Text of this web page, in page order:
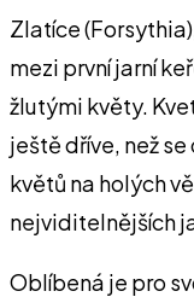
Zlatíce
mezi první jarní
žlutými květy.
ještě dříve, než
květů na holých
nejviditelnějších
Oblíbená je pro